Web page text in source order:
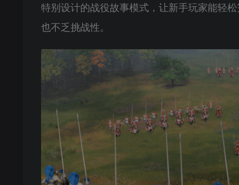
特别设计的战役故事模式，让新手玩家能轻
也不乏挑战性。